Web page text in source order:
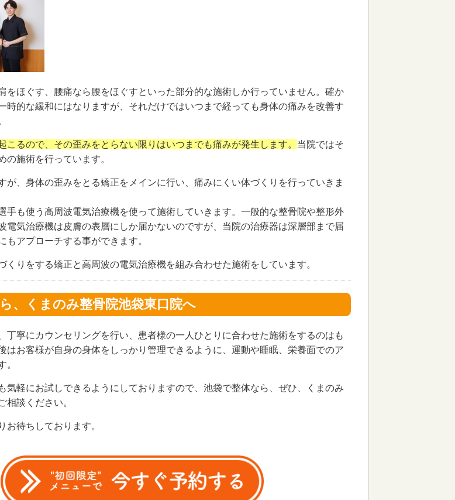
をほぐす、腰痛なら腰をほぐすといった部分的な施術しか行っていません。確か
時的な緩和にはなりますが、それだけではいつまで経っても身体の痛みを改善す
こるので、その歪みをとらない限りはいつまでも痛みが発生します。 当院ではそ
の施術を行っています。
が、身体の歪みをとる矯正をメインに行い、痛みにくい体づくりを行っていきま
手も使う高周波電気治療機を使って施術していきます。一般的な整骨院や整形外
電気治療機は皮膚の表層にしか届かないのですが、当院の治療器は深層部まで届
もアプローチする事ができます。
くりをする矯正と高周波の電気治療機を組み合わせた施術をしています。
、くまのみ整骨院池袋東口院へ
丁寧にカウンセリングを行い、患者様の一人ひとりに合わせた施術をするのはも
はお客様が自身の身体をしっかり管理できるように、運動や睡眠、栄養面でのア
。
気軽にお試しできるようにしておりますので、池袋で整体なら、ぜひ、くまのみ
相談ください。
お待ちしております。